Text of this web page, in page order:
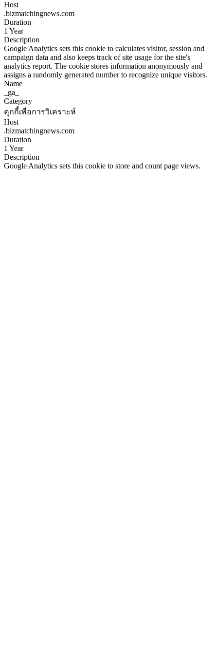
Host
.bizmatchingnews.com
Duration
1 Year
Description
Google Analytics sets this cookie to calculates visitor, session and
campaign data and also keeps track of site usage for the site's
analytics report. The cookie stores information anonymously and
assigns a randomly generated number to recognize unique visitors.
Name
_ga_
Category
คุกกี้เพื่อการวิเคราะห์
Host
.bizmatchingnews.com
Duration
1 Year
Description
Google Analytics sets this cookie to store and count page views.